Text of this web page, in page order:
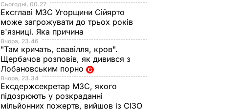
Сьогодні, 00.27
Ексглаві МЗС Угорщини Сійярто
може загрожувати до трьох років
в'язниці. Яка причина
Вчора, 23.46
"Там кричать, свавілля, кров".
Щербачов розповів, як дивився з
Лобановським порно
Вчора, 23.34
Ексдержсекретар МЗС, якого
підозрюють у розкраданні
мільйонних пожертв, вийшов із СІЗО